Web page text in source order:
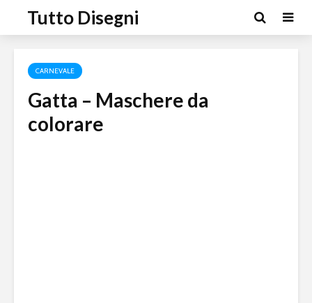
Tutto Disegni
CARNEVALE
Gatta – Maschere da
colorare